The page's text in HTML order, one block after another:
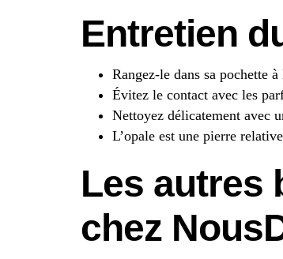
Entretien
Rangez-le dans sa pochette
Évitez le contact avec les
Nettoyez délicatement avec
L’opale est une pierre
Les autres
chez